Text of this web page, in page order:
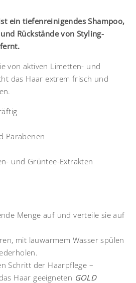
ein tiefenreinigendes Shampoo,
Rückstände von Styling-
von aktiven Limetten- und
das Haar extrem frisch und
Parabenen
und Grüntee-Extrakten
Menge auf und verteile sie auf
mit lauwarmem Wasser spülen
Schritt der Haarpflege –
Haar geeigneten GOLD